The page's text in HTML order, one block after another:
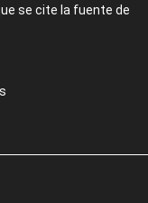
se cite la fuente de